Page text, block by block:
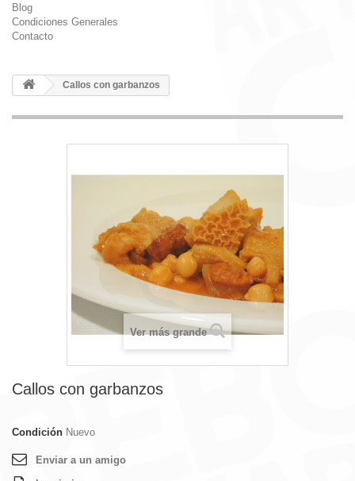
Blog
Condiciones Generales
Contacto
Callos con garbanzos
Ver más grande
Callos con garbanzos
Condición Nuevo
Enviar a un amigo